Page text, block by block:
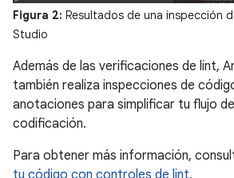
Figura 2: Resultados de una inspección
Studio
Además de las verificaciones de lint,
también realiza inspecciones de
anotaciones para simplificar tu flujo
codificación.
Para obtener más información,